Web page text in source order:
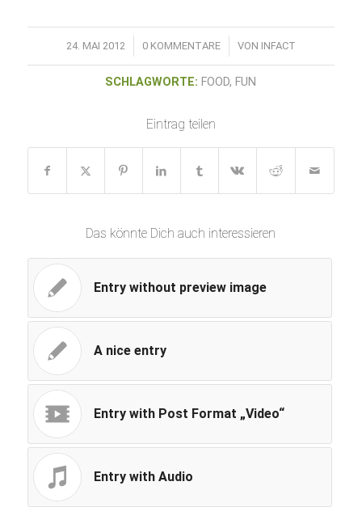
24. MAI 2012
/ 0 KOMMENTARE
/ VON INFACT
SCHLAGWORTE: FOOD, FUN
Eintrag teilen
Das könnte Dich auch interessieren
Entry without preview image
A nice entry
Entry with Post Format „Video“
Entry with Audio